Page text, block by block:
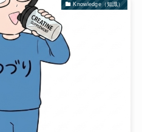
Knowledge（知識）